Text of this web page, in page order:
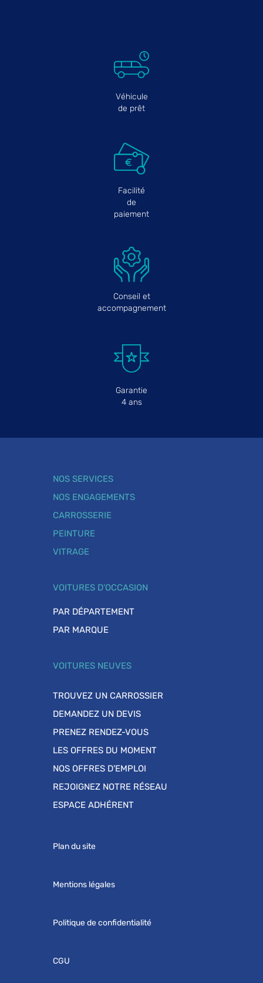
Véhicule
de prêt
Facilité
de
paiement
Conseil et
accompagnement
Garantie
4 ans
NOS SERVICES
NOS ENGAGEMENTS
CARROSSERIE
PEINTURE
VITRAGE
VOITURES D'OCCASION
PAR DÉPARTEMENT
PAR MARQUE
VOITURES NEUVES
TROUVEZ UN CARROSSIER
DEMANDEZ UN DEVIS
PRENEZ RENDEZ-VOUS
LES OFFRES DU MOMENT
NOS OFFRES D'EMPLOI
REJOIGNEZ NOTRE RÉSEAU
ESPACE ADHÉRENT
Plan du site
Mentions légales
Politique de confidentialité
CGU